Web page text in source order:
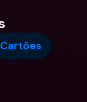
Cartões